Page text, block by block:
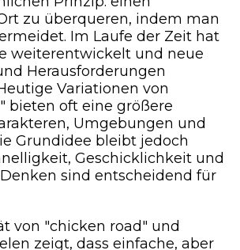
zu überqueren, indem man
Im Laufe der Zeit hat
weiterentwickelt und neue
Herausforderungen
Variationen von
bieten oft eine größere
Umgebungen und
Grundidee bleibt jedoch
Geschicklichkeit und
sind entscheidend für
von "chicken road" und
zeigt, dass einfache, aber